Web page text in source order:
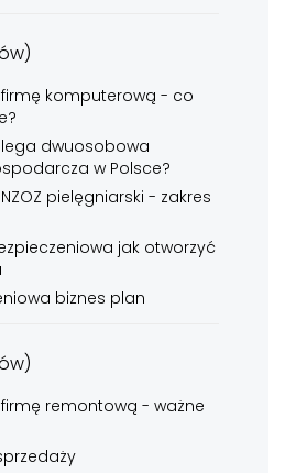
firmę komputerową - co
dwuosobowa
w Polsce?
pielęgniarski - zakres
jak otworzyć
biznes plan
firmę remontową - ważne